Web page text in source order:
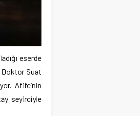
eserde
Doktor Suat
Afife’nin
seyirciyle